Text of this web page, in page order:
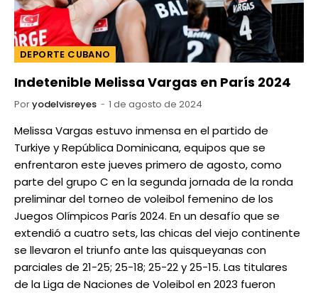
DEPORTE CUBANO
Indetenible Melissa Vargas en París 2024
Poryodelvisreyes 1 de agosto de 2024
Melissa Vargas estuvo inmensa en el partido de
Turkiye y República Dominicana, equipos que se
enfrentaron este jueves primero de agosto, como
parte del grupo C en la segunda jornada de la ronda
preliminar del torneo de voleibol femenino de los
Juegos Olímpicos París 2024. En un desafío que se
extendió a cuatro sets, las chicas del viejo continente
se llevaron el triunfo ante las quisqueyanas con
parciales de 21-25; 25-18; 25-22 y 25-15. Las titulares
de la Liga de Naciones de Voleibol en 2023 fueron